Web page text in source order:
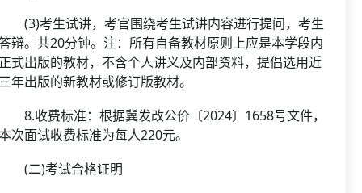
考生试讲，考官围绕考生试讲内容进行提问，考生
辩。共20分钟。注：所有自备教材原则上应是本学段内
式出版的教材，不含个人讲义及内部资料，提倡选用近
年出版的新教材或修订版教材。
收费标准：根据冀发改公价〔2024〕1658号文件，
次面试收费标准为每人220元。
二)考试合格证明